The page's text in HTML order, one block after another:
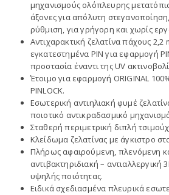
μηχανισμούς ολόπλευρης
άξονες για απόλυτη
ρύθμιση, για γρήγορη και χωρίς
Αντιχαρακτική ζελατίνα πάχους 2,2
εγκατεστημένα PIN για εφαρμογή
προστασία έναντι της UV
Έτοιμο για εφαρμογή ORIGINAL
PINLOCK.
Εσωτερική αντιηλιακή φυμέ
ποιοτικό αντικραδασμικό
Σταθερή περιμετρική διπλή
Κλείδωμα ζελατίνας με άγκιστρο
Πλήρως αφαιρούμενη, πλενόμενη
αντιβακτηριδιακή –
υψηλής ποιότητας.
Ειδικά σχεδιασμένα πλευρικά